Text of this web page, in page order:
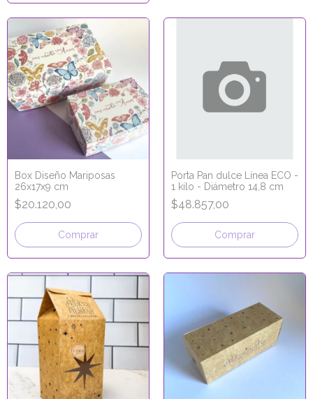
Box Diseño Mariposas
26x17x9 cm
$20.120,00
Comprar
Porta Pan dulce Línea ECO -
1 kilo - Diámetro 14,8 cm
$48.857,00
Comprar